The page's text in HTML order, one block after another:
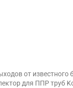
от известного
для ППР труб